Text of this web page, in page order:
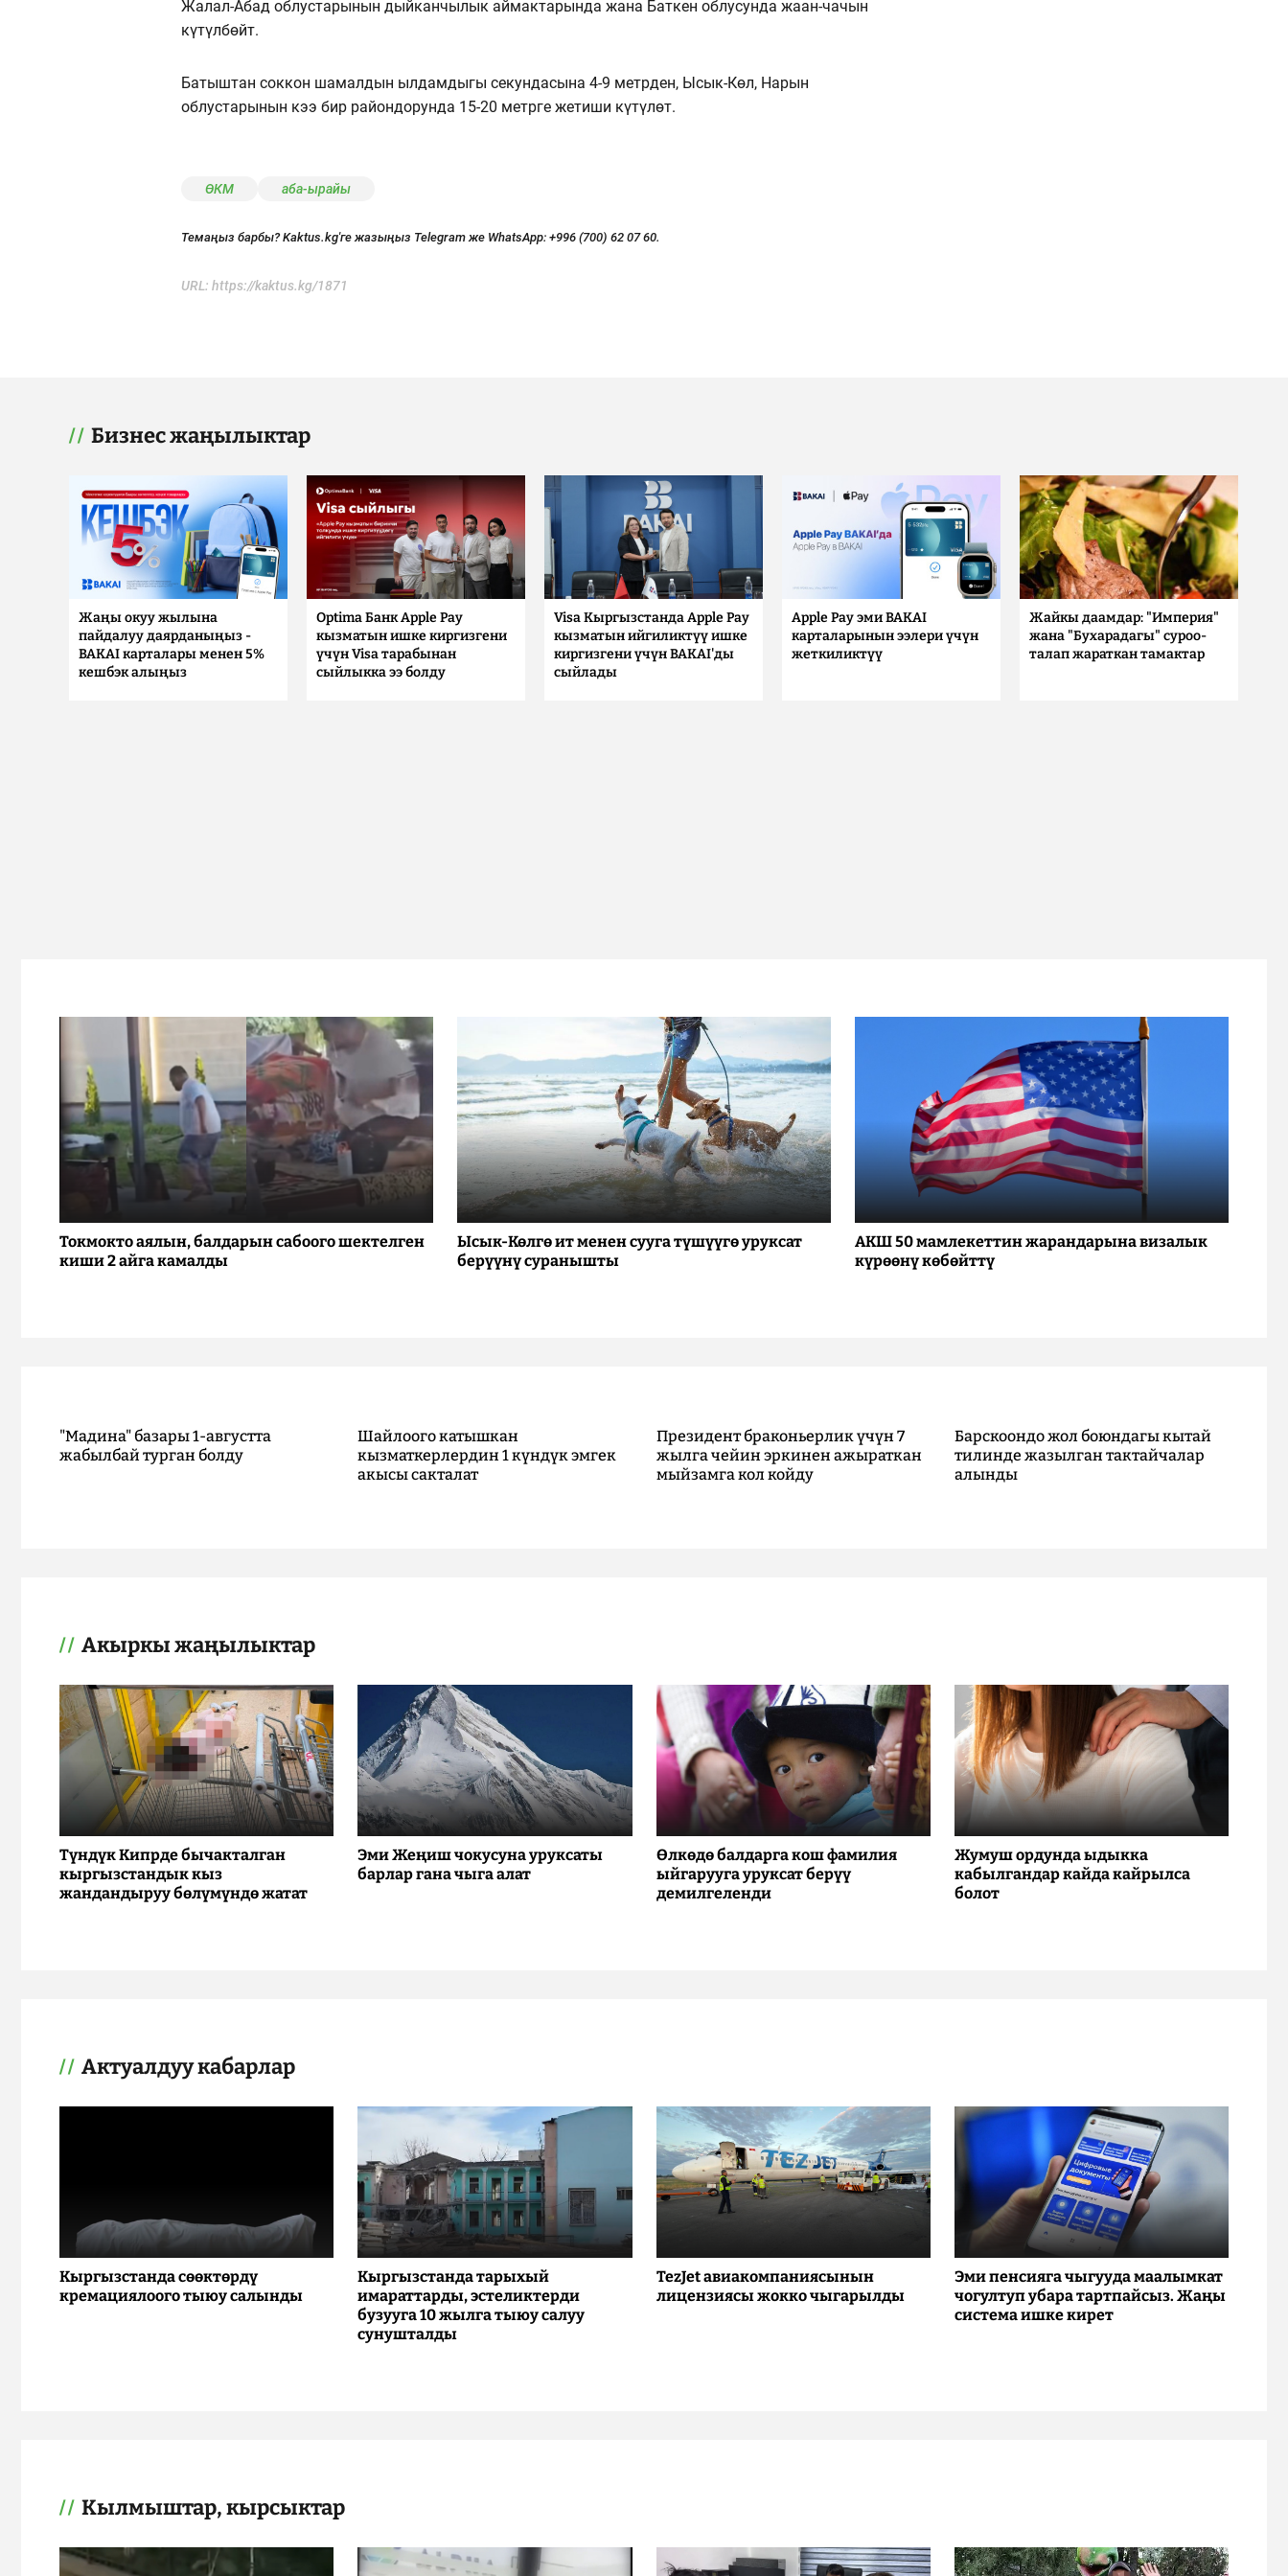
Жалал-Абад облустарынын дыйканчылык аймактарында жана Баткен облусунда жаан-чачын
күтүлбөйт.
Батыштан соккон шамалдын ылдамдыгы секундасына 4-9 метрден, Ысык-Көл, Нарын
облустарынын кээ бир райондорунда 15-20 метрге жетиши күтүлөт.
ӨКМ аба-ырайы
Темаңыз барбы? Kaktus.kg'ге жазыңыз Telegram же WhatsApp: +996 (700) 62 07 60.
URL: https://kaktus.kg/1871
Бизнес жаңылыктар
Жаңы окуу жылына
пайдалуу даярданыңыз -
BAKAI карталары менен 5%
кешбэк алыңыз
Optima Банк Apple Pay
кызматын ишке киргизгени
үчүн Visa тарабынан
сыйлыкка ээ болду
Visa Кыргызстанда Apple Pay
кызматын ийгиликтүү ишке
киргизгени үчүн BAKAI'ды
сыйлады
Apple Pay эми BAKAI
карталарынын ээлери үчүн
жеткиликтүү
Жайкы даамдар: "Империя"
жана "Бухарадагы" суроо-
талап жараткан тамактар
Токмокто аялын, балдарын сабоого шектелген
киши 2 айга камалды
Ысык-Көлгө ит менен сууга түшүүгө уруксат
берүүнү суранышты
АКШ 50 мамлекеттин жарандарына визалык
күрөөнү көбөйттү
"Мадина" базары 1-августта
жабылбай турган болду
Шайлоого катышкан
кызматкерлердин 1 күндүк эмгек
акысы сакталат
Президент браконьерлик үчүн 7
жылга чейин эркинен ажыраткан
мыйзамга кол койду
Барскоондо жол боюндагы кытай
тилинде жазылган тактайчалар
алынды
Акыркы жаңылыктар
Түндүк Кипрде бычакталган
кыргызстандык кыз
жандандыруу бөлүмүндө жатат
Эми Жеңиш чокусуна уруксаты
барлар гана чыга алат
Өлкөдө балдарга кош фамилия
ыйгарууга уруксат берүү
демилгеленди
Жумуш ордунда ыдыкка
кабылгандар кайда кайрылса
болот
Актуалдуу кабарлар
Кыргызстанда сөөктөрдү
кремациялоого тыюу салынды
Кыргызстанда тарыхый
имараттарды, эстеликтерди
бузууга 10 жылга тыюу салуу
сунушталды
TezJet авиакомпаниясынын
лицензиясы жокко чыгарылды
Эми пенсияга чыгууда маалымкат
чогултуп убара тартпайсыз. Жаңы
система ишке кирет
Кылмыштар, кырсыктар